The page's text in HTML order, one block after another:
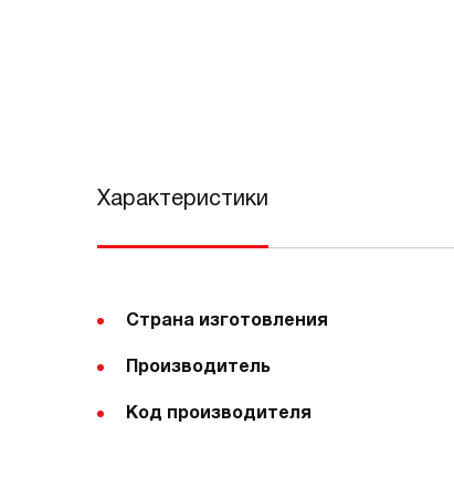
Характеристики
Страна изготовления
Производитель
Код производителя